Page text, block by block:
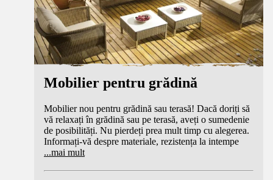
Mobilier pentru grădină
Mobilier nou pentru grădină sau terasă! Dacă doriți să
vă relaxați în grădină sau pe terasă, aveți o sumedenie
de posibilități. Nu pierdeți prea mult timp cu alegerea.
Informați-vă despre materiale, rezistența la intempe
...mai mult